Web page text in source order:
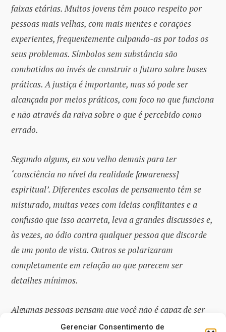
Gerenciar Consentimento de
faixas etárias. Muitos jovens têm pouco respeito por
pessoas mais velhas, com mais mentes e corações
experientes, frequentemente culpando-as por todos os
seus problemas. Símbolos sem substância são
combatidos ao invés de construir o futuro sobre bases
práticas. A justiça é importante, mas só pode ser
alcançada por meios práticos, com foco no que funciona
e não através da raiva sobre o que é percebido como
errado.
Segundo alguns, eu sou velho demais para ter
‘consciência no nível da realidade [awareness]
espiritual’. Diferentes escolas de pensamento têm se
misturado, muitas vezes com ideias conflitantes e a
confusão que isso acarreta, leva a grandes discussões e,
às vezes, ao ódio contra qualquer pessoa que discorde
de um ponto de vista. Outros se polarizaram
completamente em relação ao que parecem ser
detalhes mínimos.
Algumas pessoas pensam que você não é capaz de ser
espiritual a não ser que siga uma dieta específica. Eu